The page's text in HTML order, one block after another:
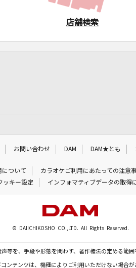
店舗検索
お問い合わせ DAM DAM★とも
について カラオケご利用にあたっての注意
ッキー設定 インフォマティブデータの取得
© DAIICHIKOSHO CO.,LTD. All Rights Reserved.
等を、手段や形態を問わず、著作権法の定める範
ンテンツは、機種によりご利用いただけない場合が